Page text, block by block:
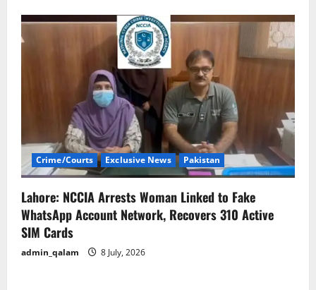
Crime/Courts Exclusive News Pakistan
Lahore: NCCIA Arrests Woman Linked to Fake
WhatsApp Account Network, Recovers 310 Active
SIM Cards
admin_qalam 8 July, 2026